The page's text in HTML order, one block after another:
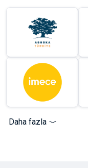
Daha fazla